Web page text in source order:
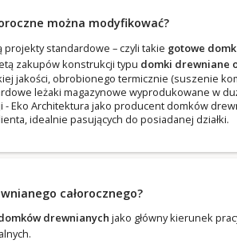
można modyfikować?
standardowe – czyli takie gotowe
zakupów konstrukcji typu domki drewniane
jakości, obrobionego termicznie (suszenie
leżaki magazynowe wyprodukowane w
- Eko Architektura jako producent domków
idealnie pasujących do posiadanej działki.
całorocznego?
drewnianych jako główny kierunek